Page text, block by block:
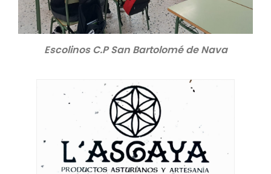
Escolinos C.P San Bartolomé de Nava